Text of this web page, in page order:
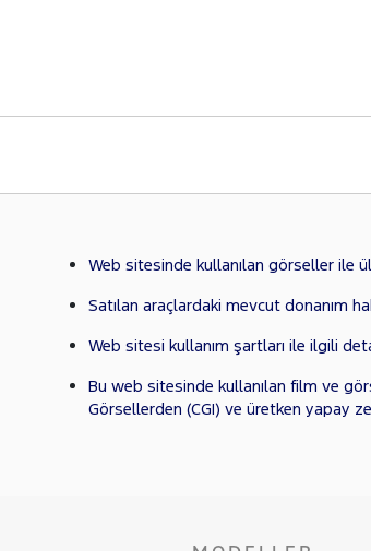
Web sitesinde kullanılan görseller ile
Satılan araçlardaki mevcut donanım
Web sitesi kullanım şartları ile ilgili
Bu web sitesinde kullanılan film ve
Görsellerden (CGI) ve üretken yapay